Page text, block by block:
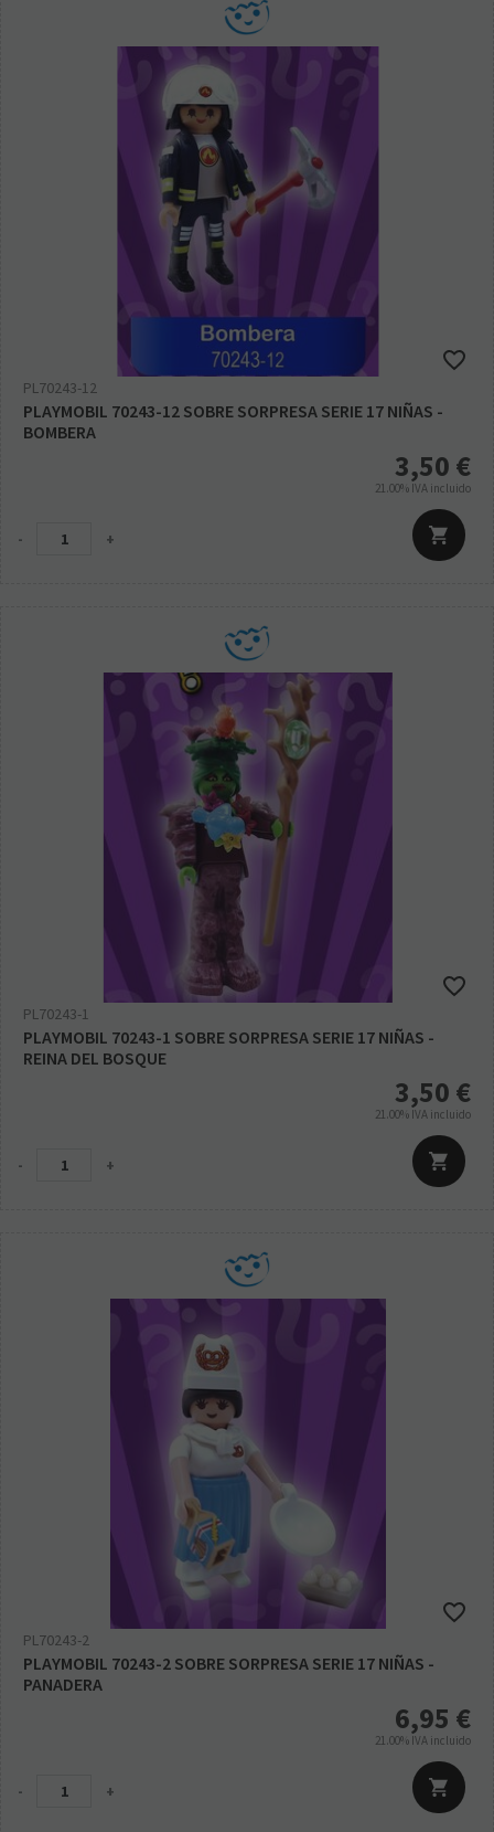
PL70243-12
PLAYMOBIL 70243-12 SOBRE SORPRESA SERIE 17 NIÑAS -
BOMBERA
3,50 €
21.00% IVA incluido
- +
PL70243-1
PLAYMOBIL 70243-1 SOBRE SORPRESA SERIE 17 NIÑAS -
REINA DEL BOSQUE
3,50 €
21.00% IVA incluido
- +
PL70243-2
PLAYMOBIL 70243-2 SOBRE SORPRESA SERIE 17 NIÑAS -
PANADERA
6,95 €
21.00% IVA incluido
- +